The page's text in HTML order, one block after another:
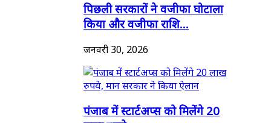
पिछली सरकारों ने वजीफा घोटाला
किया और वजीफा राशि...
जनवरी 30, 2026
पंजाब में स्टार्टअप्स को मिलेंगे 20